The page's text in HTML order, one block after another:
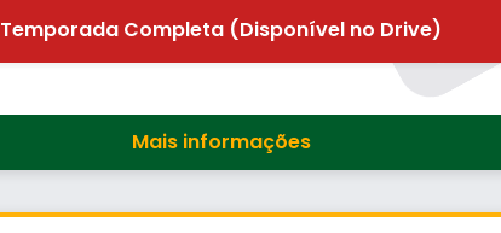
Temporada Completa (Disponível no Drive)
Mais informações